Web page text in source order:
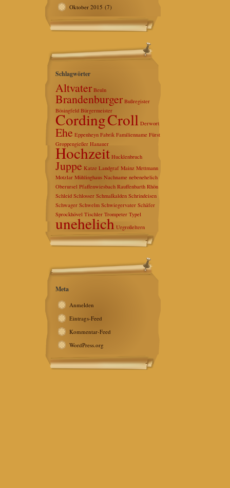
Oktober 2015 (7)
Schlagwörter
Altvater Beuln
Brandenburger Bußregister
Bösingfeld Bürgermeister
CordingCroll Derwort
Ehe Eppenheyn Fabrik Familienname Fürst
Groppengießer Hanauer
Hochzeit Hucklenbruch
Juppe Katze Landgraf Mainz Mettmann
Motzlar Mühlinghaus Nachname nebenehelich
Oberursel Pfaffenwiesbach Rauffenbarth Rhön
Schleid Schlosser Schmalkalden Schrindeisen
Schwager Schwelm Schwiegervater Schäfer
Sprockhövel Tischler Trompeter Typel
unehelich Urgroßeltern
Meta
Anmelden
Eintrags-Feed
Kommentar-Feed
WordPress.org